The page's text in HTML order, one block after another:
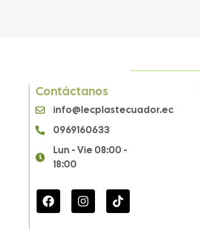
Contáctanos
info@lecplastecuador.ec
0969160633
Lun - Vie 08:00 -
18:00